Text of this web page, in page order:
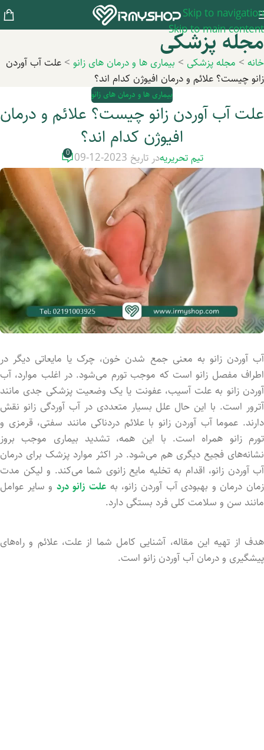
Skip to navigation
Skip to main content
مجله پزشکی
خانه > مجله پزشکی > بیماری ها و درمان های زانو > علت آب آوردن
زانو چیست؟ علائم و درمان افیوژن کدام اند؟
بیماری ها و درمان های زانو
علت آب آوردن زانو چیست؟ علائم و درمان
افیوژن کدام اند؟
تیم تحریریهدر تاریخ 2023-12-09 0
آب آورد‌ن زانو به معنی جمع شد‌ن خون، چرک یا مایعاتی دیگر در
اطراف مفصل زانو است که موجب تورم می‌شود. در اغلب موارد، آب
آورد‌ن زانو به علت آسیب، عفونت یا یک وضعیت پزشکی جدی مانند
آترور است. با این حال علل بسیار متعددی در آب آوردگی زانو نقش
دارند. عموما آب آورد‌ن زانو با علائم دردناکی مانند سفتی، قرمزی و
تورم زانو همراه است. با این همه، تشدید بیماری موجب بروز
نشانه‌های فجیع دیگری هم می‌شود. در اکثر موارد پزشک برای درمان
آب آورد‌ن زانو، اقدام به تخلیه مایع زانوی شما می‌کند. و لیکن مدت
زمان درمان و بهبودی آب آورد‌ن زانو، به علت زانو درد و سایر عوامل
مانند سن و سلامت کلی فرد بستگی دارد.
هدف از تهیه این مقاله، آشنایی کامل شما از علت، علائم و راه‌های
پیشگیری و درمان آب آورد‌ن زانو است.